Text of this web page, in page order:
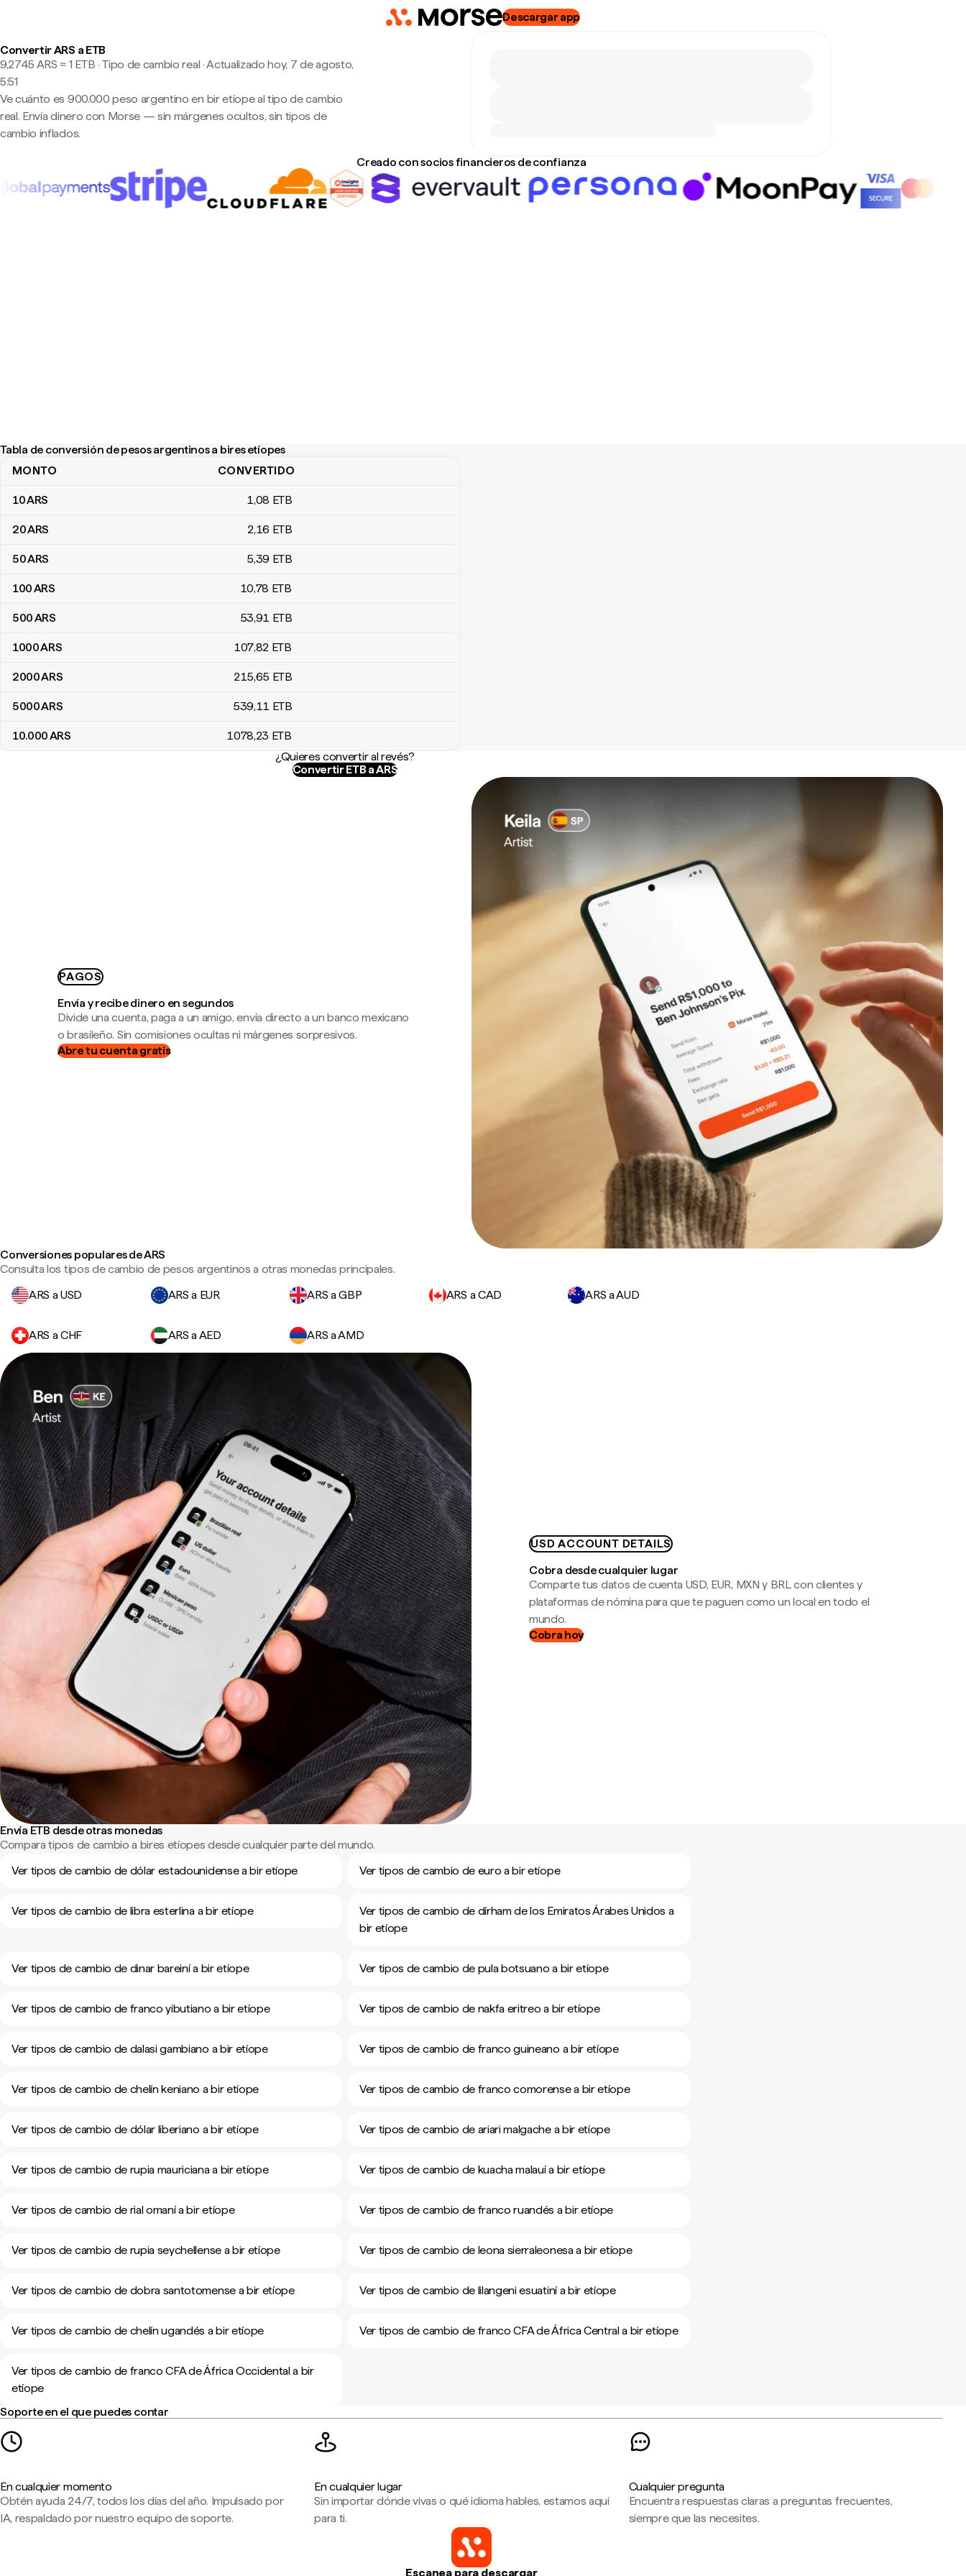
Descargar app
Convertir ARS a ETB
9,2745 ARS ≈ 1 ETB · Tipo de cambio real ·Actualizado hoy, 7 de agosto,
5:51
Ve cuánto es 900.000 peso argentino en bir etíope al tipo de cambio
real. Envía dinero con Morse — sin márgenes ocultos, sin tipos de
cambio inflados.
Creado con socios financieros de confianza
Tabla de conversión de pesos argentinos a bires etíopes
Tabla de conversión de pesos argentinos a bires etíopes
MONTO CONVERTIDO
10ARS 1,08 ETB
20ARS 2,16 ETB
50ARS 5,39 ETB
100ARS 10,78 ETB
500ARS 53,91 ETB
1000ARS 107,82 ETB
2000ARS 215,65 ETB
5000ARS 539,11 ETB
10.000ARS 1078,23 ETB
¿Quieres convertir al revés?
Convertir ETB a ARS
PAGOS
Envía y recibe dinero en segundos
Divide una cuenta, paga a un amigo, envía directo a un banco mexicano
o brasileño. Sin comisiones ocultas ni márgenes sorpresivos.
Abre tu cuenta gratis
Conversiones populares de ARS
Consulta los tipos de cambio de pesos argentinos a otras monedas principales.
ARS a USD
ARS a EUR ARS a GBP ARS a CAD ARS a AUD
ARS a CHF ARS a AED ARS a AMD
USD ACCOUNT DETAILS
Cobra desde cualquier lugar
Comparte tus datos de cuenta USD, EUR, MXN y BRL con clientes y
plataformas de nómina para que te paguen como un local en todo el
mundo.
Cobra hoy
Envía ETB desde otras monedas
Compara tipos de cambio a bires etíopes desde cualquier parte del mundo.
Ver tipos de cambio de dólar estadounidense a bir etíope
Ver tipos de cambio de euro a bir etíope
Ver tipos de cambio de libra esterlina a bir etíope
Ver tipos de cambio de dírham de los Emiratos Árabes Unidos a
bir etíope
Ver tipos de cambio de dinar bareiní a bir etíope Ver tipos de cambio de pula botsuano a bir etíope
Ver tipos de cambio de franco yibutiano a bir etíope Ver tipos de cambio de nakfa eritreo a bir etíope
Ver tipos de cambio de dalasi gambiano a bir etíope Ver tipos de cambio de franco guineano a bir etíope
Ver tipos de cambio de chelín keniano a bir etíope Ver tipos de cambio de franco comorense a bir etíope
Ver tipos de cambio de dólar liberiano a bir etíope Ver tipos de cambio de ariari malgache a bir etíope
Ver tipos de cambio de rupia mauriciana a bir etíope Ver tipos de cambio de kuacha malauí a bir etíope
Ver tipos de cambio de rial omaní a bir etíope Ver tipos de cambio de franco ruandés a bir etíope
Ver tipos de cambio de rupia seychellense a bir etíope Ver tipos de cambio de leona sierraleonesa a bir etíope
Ver tipos de cambio de dobra santotomense a bir etíope Ver tipos de cambio de lilangeni esuatiní a bir etíope
Ver tipos de cambio de chelín ugandés a bir etíope Ver tipos de cambio de franco CFA de África Central a bir etíope
Ver tipos de cambio de franco CFA de África Occidental a bir
etíope
Soporte en el que puedes contar
En cualquier momento
Obtén ayuda 24/7, todos los días del año. Impulsado por
IA, respaldado por nuestro equipo de soporte.
En cualquier lugar
Sin importar dónde vivas o qué idioma hables, estamos aquí
para ti.
Cualquier pregunta
Encuentra respuestas claras a preguntas frecuentes,
siempre que las necesites.
Escanea para descargar